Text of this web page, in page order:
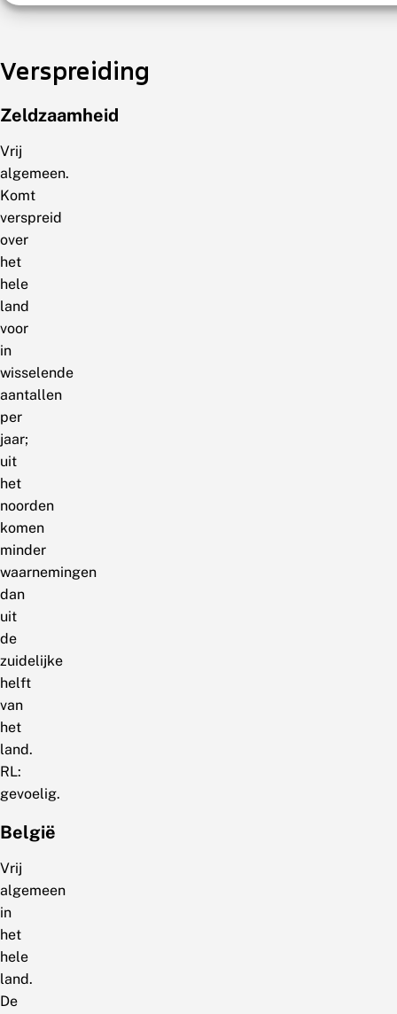
Verspreiding
Zeldzaamheid
Vrij
algemeen.
Komt
verspreid
over
het
hele
land
voor
in
wisselende
aantallen
per
jaar;
uit
het
noorden
komen
minder
waarnemingen
dan
uit
de
zuidelijke
helft
van
het
land.
RL:
gevoelig.
België
Vrij
algemeen
in
het
hele
land.
De